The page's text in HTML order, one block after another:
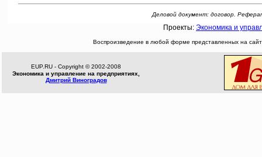
Деловой документ: договор.
Проекты: Экономика и
Воспроизведение в любой форме представленных на
EUP.RU - Copyright © 2002-2008
Экономика и управление на предприятиях,
Дмитрий Виноградов